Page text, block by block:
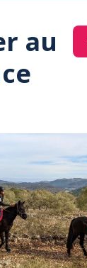
au